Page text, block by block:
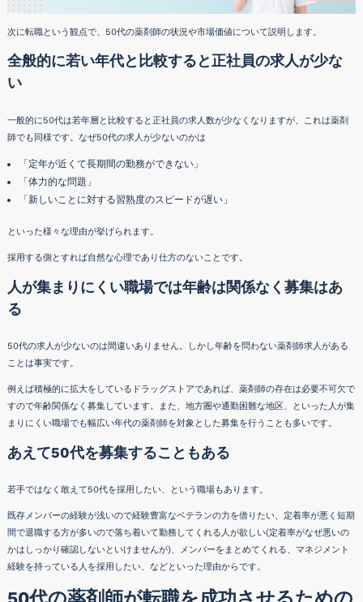
次に転職という観点で、50代の薬剤師の状況や市場価値について説明します。
全般的に若い年代と比較すると正社員の求人が少な
い
一般的に50代は若年層と比較すると正社員の求人数が少なくなりますが、これは薬剤
師でも同様です。なぜ50代の求人が少ないのかは
「定年が近くて長期間の勤務ができない」
「体力的な問題」
「新しいことに対する習熟度のスピードが遅い」
といった様々な理由が挙げられます。
採用する側とすれば自然な心理であり仕方のないことです。
人が集まりにくい職場では年齢は関係なく募集はあ
る
50代の求人が少ないのは間違いありません。しかし年齢を問わない薬剤師求人がある
ことは事実です。
例えば積極的に拡大をしているドラッグストアであれば、薬剤師の存在は必要不可欠で
すので年齢関係なく募集しています。また、地方圏や通勤困難な地区、といった人が集
まりにくい職場でも幅広い年代の薬剤師を対象とした募集を行うことも多いです。
あえて50代を募集することもある
若手ではなく敢えて50代を採用したい、という職場もあります。
既存メンバーの経験が浅いので経験豊富なベテランの力を借りたい、定着率が悪く短期
間で退職する方が多いので落ち着いて勤務してくれる人が欲しい(定着率がなぜ悪いの
かはしっかり確認しないといけませんが)、メンバーをまとめてくれる、マネジメント
経験を持っている人を採用したい、などといった理由からです。
50代の薬剤師が転職を成功させるための